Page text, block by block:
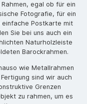
egal ob für ein
Fotografie, für ein
einfache Postkarte mit
Sie bei uns auch ein
Naturholzleiste
Barockrahmen.
wie Metallrahmen
sind wir auch
Grenzen
zu rahmen, um es